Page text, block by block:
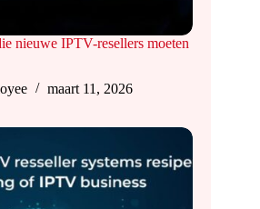
nieuwe IPTV-resellers moeten
maart 11, 2026